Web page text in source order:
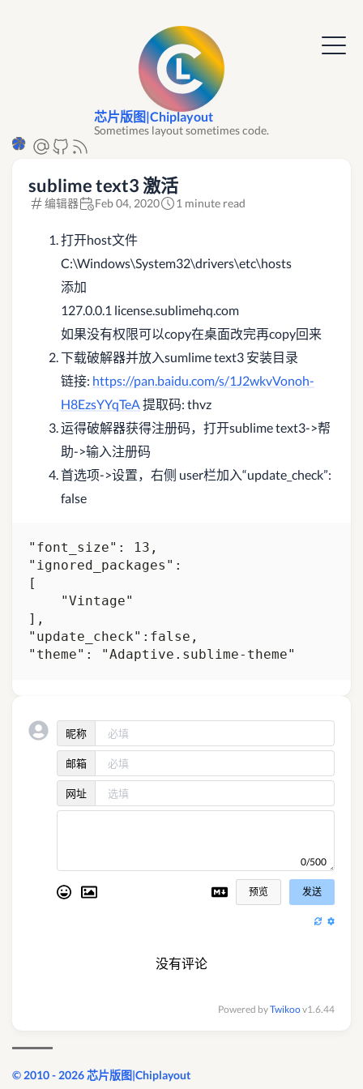
芯片版图|Chiplayout
Sometimes layout sometimes code.
sublime text3 激活
编辑器 Feb 04, 2020 1 minute read
打开host文件
C:\Windows\System32\drivers\etc\hosts
添加
127.0.0.1 license.sublimehq.com
如果没有权限可以copy在桌面改完再copy回来
下载破解器并放入sumlime text3 安装目录
链接: https://pan.baidu.com/s/1J2wkvVonoh-
H8EzsYYqTeA提取码: thvz
运得破解器获得注册码，打开sublime text3->帮
助->输入注册码
首选项->设置，右侧 user栏加入“update_check”:
false
"font_size": 13,
"ignored_packages":
[
    "Vintage"
],
"update_check":false,
昵称
邮箱
网址
0/500
预览 发送
没有评论
Powered byTwikoov1.6.44
© 2010 - 2026 芯片版图|Chiplayout